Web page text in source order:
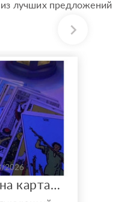
лучших предложений
2026
Расклады на картах Таро. Таролог онлайн.